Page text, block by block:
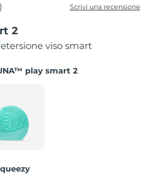
Scrivi una recensione
2
viso smart
play smart 2